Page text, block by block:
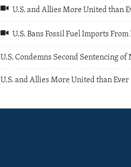
U.S. and Allies More United than
U.S. Bans Fossil Fuel Imports From
U.S. Condemns Second Sentencing of
U.S. and Allies More United than Ever